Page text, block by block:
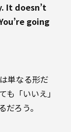
It doesn’t
going
単なる形だ
も「いいえ」
ろう。